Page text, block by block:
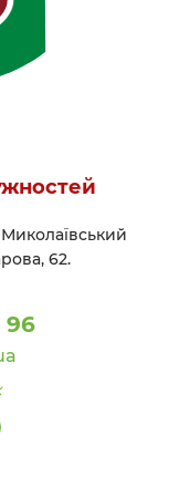
62.
96